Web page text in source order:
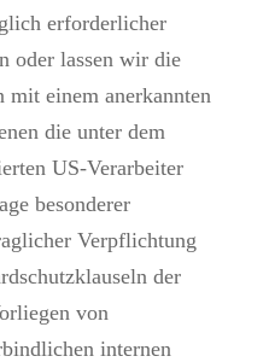
erforderlicher
oder lassen wir die
einem anerkannten
die unter dem
US-Verarbeiter
besonderer
Verpflichtung
der
von
internen